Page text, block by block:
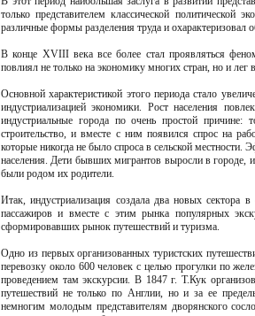
только представителем классической политической
различные формы разделения труда и охарактеризовал
В конце XVIII века все более стал проявляться
повлиял не только на экономику многих стран, но и лег
Основной характеристикой этого периода стало
индустриализацией экономики. Рост населения
индустриальные города по очень простой причине:
строительство, и вместе с ним появился спрос на
которые никогда не было спроса в сельской местности.
населения. Дети бывших мигрантов выросли в городе,
были родом их родители.
Итак, индустриализация создала два новых сектора
пассажиров и вместе с этим рынка популярных
сформировавших рынок путешествий и туризма.
Одно из первых организованных туристских
перевозку около 600 человек с целью прогулки по
проведением там экскурсии. В 1847 г. Т.Кук
путешествий не только по Англии, но и за ее
немногим молодым представителям дворянского